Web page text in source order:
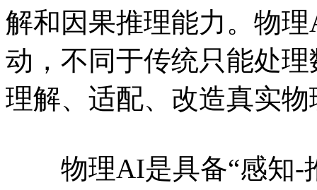
解和因果推理能力。物
动，不同于传统只能处
理解、适配、改造真实
物理AI是具备“感知-